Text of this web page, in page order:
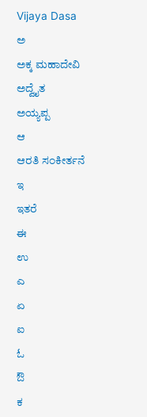
Vijaya Dasa
ಅ
ಅಕ್ಕ ಮಹಾದೇವಿ
ಅದ್ವೈತ
ಅಯ್ಯಪ್ಪ
ಆ
ಆರತಿ ಸಂಕೀರ್ತನೆ
ಇ
ಇತರೆ
ಈ
ಉ
ಎ
ಏ
ಐ
ಓ
ಔ
ಕ